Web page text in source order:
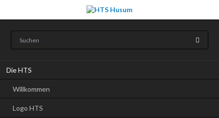
überspringen
Die HTS
Willkommen
Logo HTS